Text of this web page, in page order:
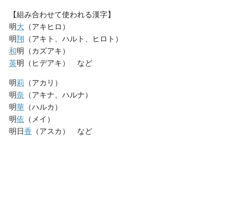
【組み合わせて使われる漢字】
明大 （アキヒロ）
明翔 （アキト、ハルト、ヒロト）
和明（カズアキ）
英明（ヒデアキ） など
明莉 （アカリ）
明奈 （アキナ、ハルナ）
明華（ハルカ）
明依 （メイ）
明日香 （アスカ） など